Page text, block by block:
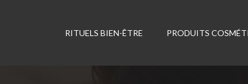
PRODUITS
RITUELS BIEN-ÊTRE